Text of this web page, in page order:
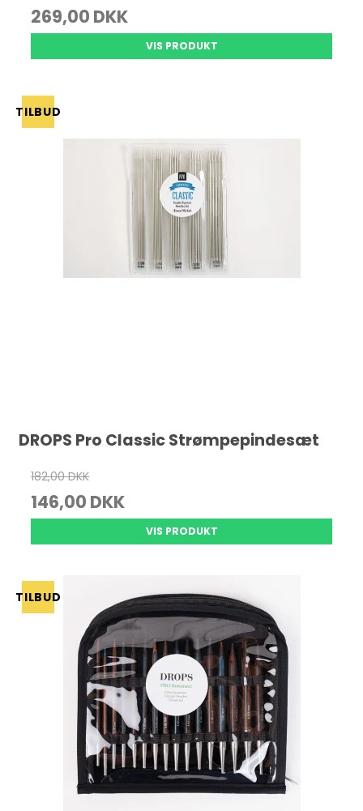
269,00 DKK
VIS PRODUKT
TILBUD
DROPS Pro Classic Strømpepindesæt
182,00 DKK
146,00 DKK
VIS PRODUKT
TILBUD